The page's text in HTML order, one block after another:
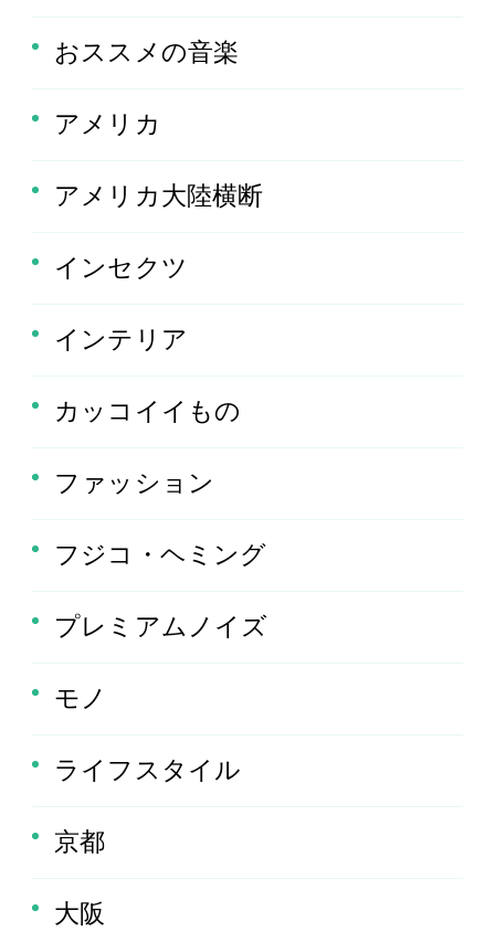
おススメの音楽
アメリカ
アメリカ大陸横断
インセクツ
インテリア
カッコイイもの
ファッション
フジコ・ヘミング
プレミアムノイズ
モノ
ライフスタイル
京都
大阪